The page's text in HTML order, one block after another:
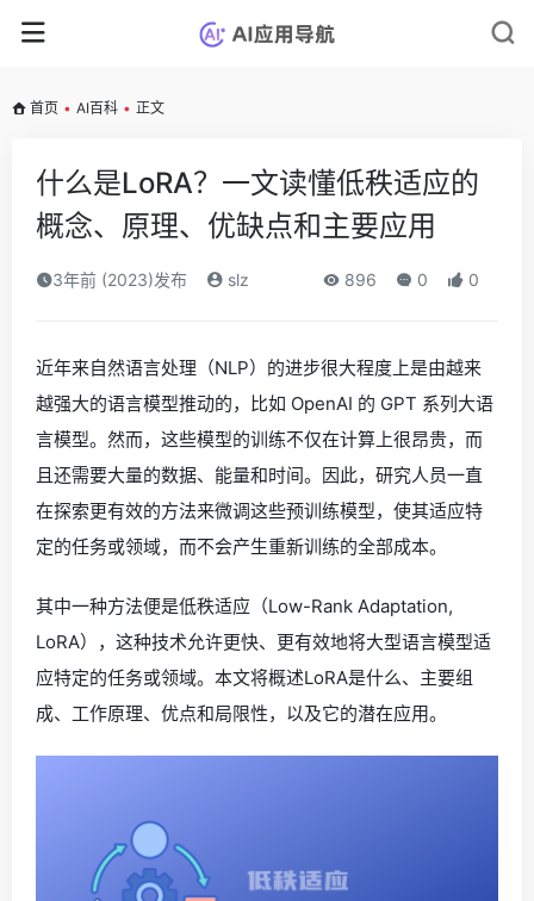
首页 • AI百科 • 正文
什么是LoRA？一文读懂低秩适应的
概念、原理、优缺点和主要应用
3年前 (2023)发布 slz 896 0 0
近年来自然语言处理（NLP）的进步很大程度上是由越来
越强大的语言模型推动的，比如 OpenAI 的 GPT 系列大语
言模型。然而，这些模型的训练不仅在计算上很昂贵，而
且还需要大量的数据、能量和时间。因此，研究人员一直
在探索更有效的方法来微调这些预训练模型，使其适应特
定的任务或领域，而不会产生重新训练的全部成本。
其中一种方法便是低秩适应（Low-Rank Adaptation,
LoRA），这种技术允许更快、更有效地将大型语言模型适
应特定的任务或领域。本文将概述LoRA是什么、主要组
成、工作原理、优点和局限性，以及它的潜在应用。